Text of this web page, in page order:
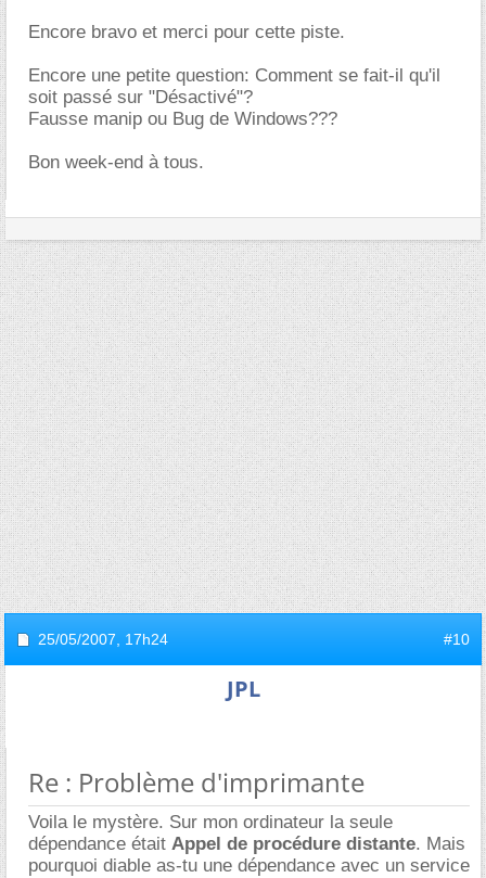
Encore bravo et merci pour cette piste.
Encore une petite question: Comment se fait-il qu'il
soit passé sur "Désactivé"?
Fausse manip ou Bug de Windows???
Bon week-end à tous.
25/05/2007, 17h24 #10
JPL
Re : Problème d'imprimante
Voila le mystère. Sur mon ordinateur la seule
dépendance était Appel de procédure distante. Mais
pourquoi diable as-tu une dépendance avec un service